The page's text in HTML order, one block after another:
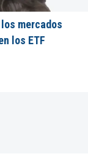
mercados
los ETF